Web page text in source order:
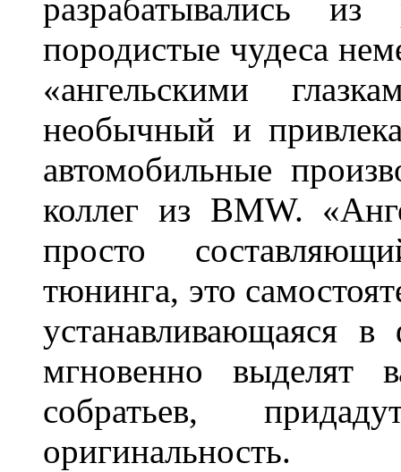
разрабатывались
породистые чудеса
«ангельскими
необычный и
автомобильные
коллег из BMW.
просто
тюнинга, это
устанавливающаяся
мгновенно выделят
собратьев,
оригинальность.